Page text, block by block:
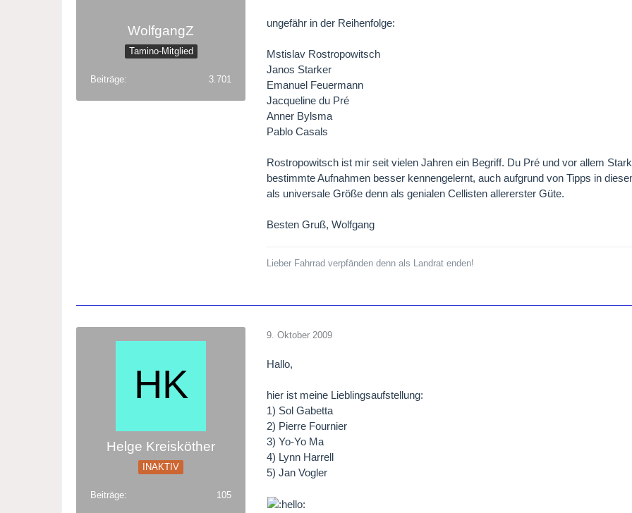
WolfgangZ
Tamino-Mitglied
Beiträge 3.701
ungefähr in der Reihenfolge:
Mstislav Rostropowitsch
Janos Starker
Emanuel Feuermann
Jacqueline du Pré
Anner Bylsma
Pablo Casals
Rostropowitsch ist mir seit vielen Jahren ein Begriff. Du Pré und vor allem
bestimmte Aufnahmen besser kennengelernt, auch aufgrund von Tipps in
als universale Größe denn als genialen Cellisten allererster Güte.
Besten Gruß, Wolfgang
Lieber Fahrrad verpfänden denn als Landrat enden!
Helge Kreisköther
INAKTIV
Beiträge 105
9. Oktober 2009
Hallo,
hier ist meine Lieblingsaufstellung:
1) Sol Gabetta
2) Pierre Fournier
3) Yo-Yo Ma
4) Lynn Harrell
5) Jan Vogler